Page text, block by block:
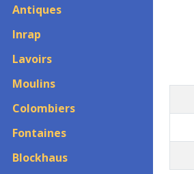
Antiques
Inrap
Lavoirs
Moulins
Colombiers
Fontaines
Blockhaus